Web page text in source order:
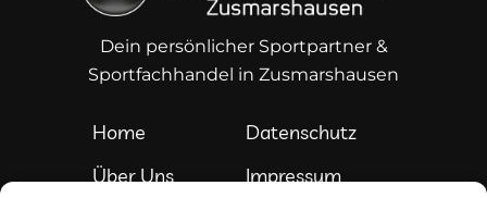
Dein persönlicher Sportpartner &
Sportfachhandel in Zusmarshausen
Home
Über Uns
Datenschutz
Impressum